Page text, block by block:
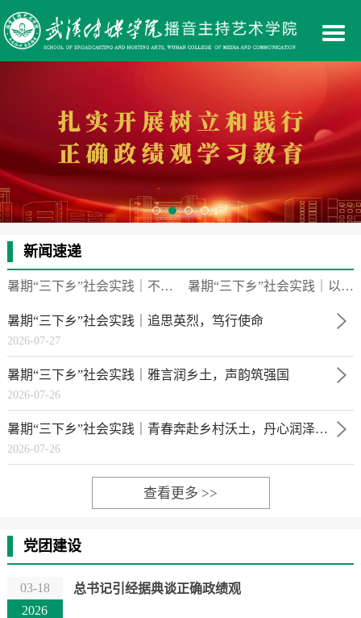
新闻速递
暑期“三下乡”社会实践｜不负晨光，逐趣成长 暑期“三下乡”社会实践｜以声赴约暖遇金都，以爱同行点亮童心
暑期“三下乡”社会实践｜追思英烈，笃行使命
2026-07-27
暑期“三下乡”社会实践｜雅言润乡土，声韵筑强国
2026-07-26
暑期“三下乡”社会实践｜青春奔赴乡村沃土，丹心润泽稚子童心
2026-07-26
查看更多 >>
党团建设
03-18
2026
总书记引经据典谈正确政绩观